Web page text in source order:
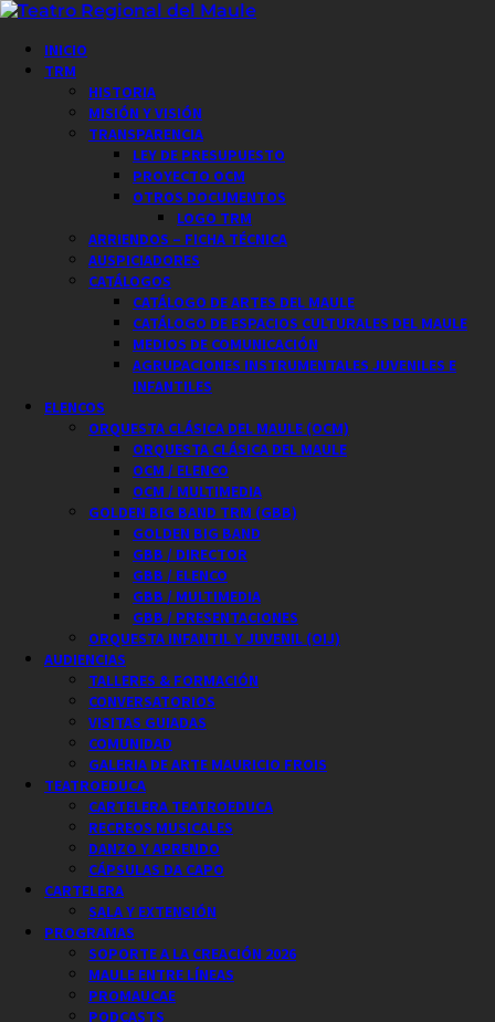
Saltar
contenido
Menú
principal
INICIO
TRM
HISTORIA
MISIÓN Y VISIÓN
TRANSPARENCIA
LEY DE PRESUPUESTO
PROYECTO OCM
OTROS DOCUMENTOS
LOGO TRM
ARRIENDOS – FICHA TÉCNICA
AUSPICIADORES
CATÁLOGOS
CATÁLOGO DE ARTES DEL MAULE
CATÁLOGO DE ESPACIOS CULTURALES DEL MAULE
MEDIOS DE COMUNICACIÓN
AGRUPACIONES INSTRUMENTALES JUVENILES E
INFANTILES
ELENCOS
ORQUESTA CLÁSICA DEL MAULE (OCM)
ORQUESTA CLÁSICA DEL MAULE
OCM / ELENCO
OCM / MULTIMEDIA
GOLDEN BIG BAND TRM (GBB)
GOLDEN BIG BAND
GBB / DIRECTOR
GBB / ELENCO
GBB / MULTIMEDIA
GBB / PRESENTACIONES
ORQUESTA INFANTIL Y JUVENIL (OIJ)
AUDIENCIAS
TALLERES & FORMACIÓN
CONVERSATORIOS
VISITAS GUIADAS
COMUNIDAD
GALERIA DE ARTE MAURICIO FROIS
TEATROEDUCA
CARTELERA TEATROEDUCA
RECREOS MUSICALES
DANZO Y APRENDO
CÁPSULAS DA CAPO
CARTELERA
SALA Y EXTENSIÓN
PROGRAMAS
SOPORTE A LA CREACIÓN 2026
MAULE ENTRE LÍNEAS
PROMAUCAE
PODCASTS